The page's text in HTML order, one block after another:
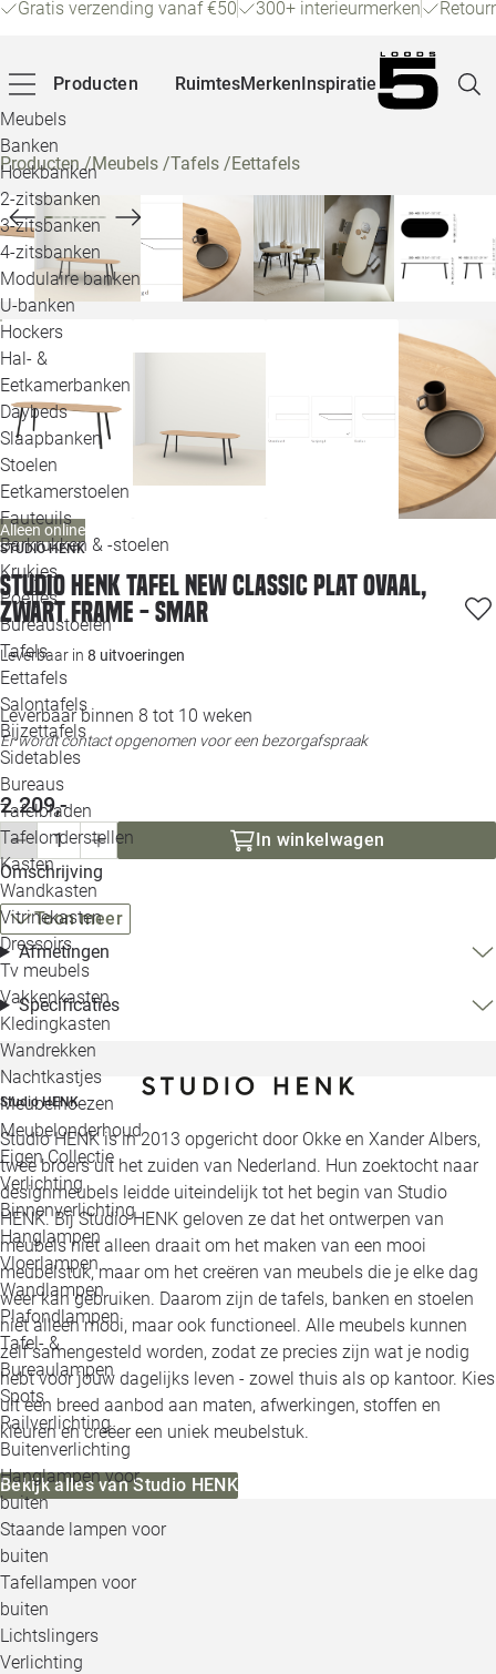
Gratis verzending vanaf €50 300+ interieurmerken
Producten
Meubels
Banken
Hoekbanken
2-zitsbanken
3-zitsbanken
4-zitsbanken
Modulaire banken
U-banken
Hockers
Hal- &
Eetkamerbanken
Daybeds
Slaapbanken
Stoelen
Eetkamerstoelen
Fauteuils
Barkrukken & -stoelen
Krukjes
Poefjes
Bureaustoelen
Tafels
Eettafels
Salontafels
Bijzettafels
Sidetables
Bureaus
Tafelbladen
Tafelonderstellen
Kasten
Wandkasten
Vitrinekasten
Dressoirs
Tv meubels
Vakkenkasten
Kledingkasten
Wandrekken
Nachtkastjes
Meubelhoezen
Meubelonderhoud
Eigen Collectie
Verlichting
Binnenverlichting
Hanglampen
Vloerlampen
Wandlampen
Plafondlampen
Tafel- &
Bureaulampen
Spots
Railverlichting
Buitenverlichting
Hanglampen voor
buiten
Staande lampen voor
buiten
Tafellampen voor
buiten
Lichtslingers
Verlichting
RuimtesMerkenInspiratie
Alle
Producten/Meubels /Tafels /Eettafels
Alleen online
STUDIO HENK
Studio HENK tafel New Classic Plat ovaal,
zwart frame - Smar
Leverbaar in 8 uitvoeringen
Leverbaar binnen 8 tot 10 weken
Er wordt contact opgenomen voor een bezorgafspraak
2.209,-
In winkelwagen
Omschrijving
Toon meer
Afmetingen
Specificaties
Studio HENK
Studio HENK is in 2013 opgericht door Okke en Xander Albers,
twee broers uit het zuiden van Nederland. Hun zoektocht naar
designmeubels leidde uiteindelijk tot het begin van Studio
HENK. Bij Studio HENK geloven ze dat het ontwerpen van
meubels niet alleen draait om het maken van een mooi
meubelstuk, maar om het creëren van meubels die je elke dag
weer kan gebruiken. Daarom zijn de tafels, banken en stoelen
niet alleen mooi, maar ook functioneel. Alle meubels kunnen
zelf samengesteld worden, zodat ze precies zijn wat je nodig
hebt voor jouw dagelijks leven - zowel thuis als op kantoor. Kies
uit een breed aanbod aan maten, afwerkingen, stoffen en
kleuren en creëer een uniek meubelstuk.
Bekijk alles van Studio HENK